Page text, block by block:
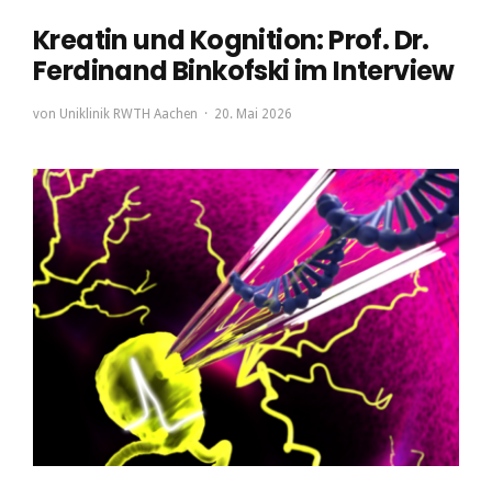
Kreatin und Kognition: Prof. Dr.
Ferdinand Binkofski im Interview
von Uniklinik RWTH Aachen 20. Mai 2026